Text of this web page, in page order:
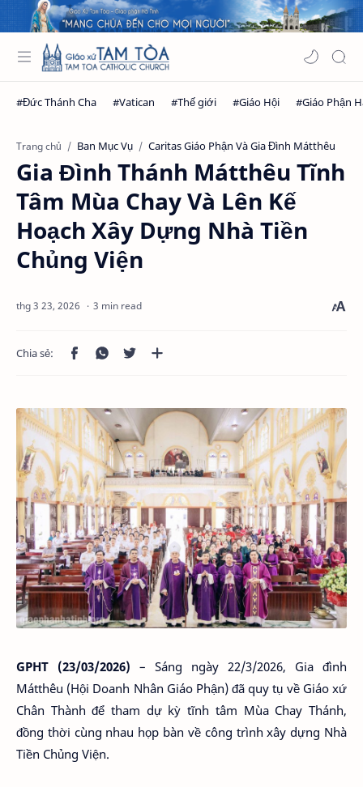
Trang chủ Ban Mục Vụ Caritas Giáo Phận Và Gia Đình Mátthêu
Gia Đình Thánh Mátthêu Tĩnh
Tâm Mùa Chay Và Lên Kế
Hoạch Xây Dựng Nhà Tiền
Chủng Viện
3 min read
GPHT (23/03/2026) – Sáng ngày 22/3/2026, Gia đình
Mátthêu (Hội Doanh Nhân Giáo Phận) đã quy tụ về Giáo xứ
Chân Thành để tham dự kỳ tĩnh tâm Mùa Chay Thánh,
đồng thời cùng nhau họp bàn về công trình xây dựng Nhà
Tiền Chủng Viện.